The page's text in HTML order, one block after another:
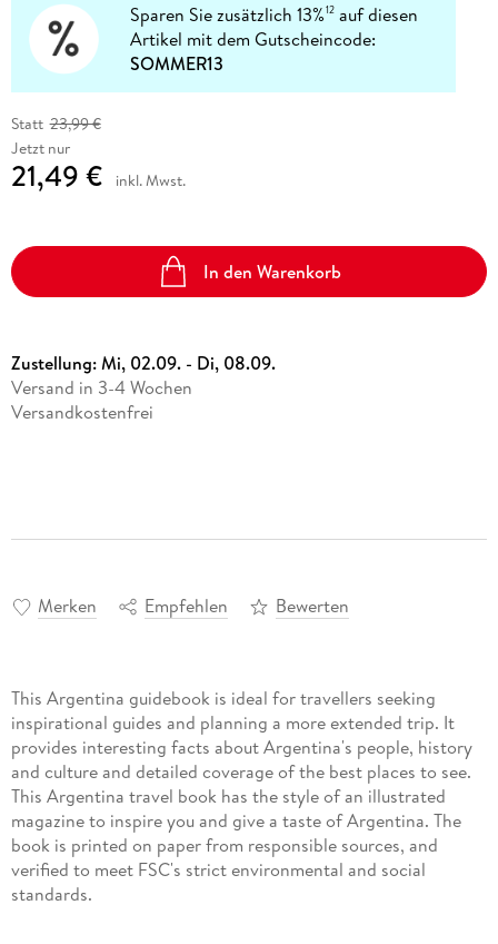
Sparen Sie zusätzlich 13%12 auf diesen
Artikel mit dem Gutscheincode:
SOMMER13
Statt 23,99 €
Jetzt nur
21,49 € inkl. Mwst.
In den Warenkorb
Zustellung:Mi, 02.09. - Di, 08.09.
Versand in 3-4 Wochen
Versandkostenfrei
Merken Empfehlen Bewerten
This Argentina guidebook is ideal for travellers seeking
inspirational guides and planning a more extended trip. It
provides interesting facts about Argentina's people, history
and culture and detailed coverage of the best places to see.
This Argentina travel book has the style of an illustrated
magazine to inspire you and give a taste of Argentina. The
book is printed on paper from responsible sources, and
verified to meet FSC's strict environmental and social
standards.